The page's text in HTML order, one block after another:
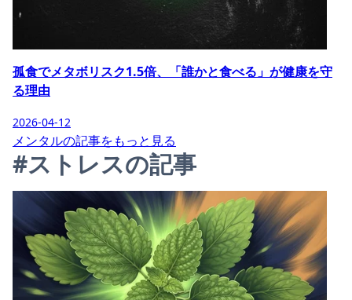
孤食でメタボリスク1.5倍、「誰かと食べる」が健康を守
る理由
2026-04-12
メンタルの記事をもっと見る
#ストレスの記事